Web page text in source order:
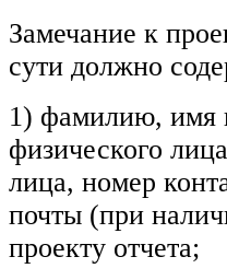
Замечание к
сути должно
1) фамилию, имя
физического
лица, номер
почты (при
проекту отчета;